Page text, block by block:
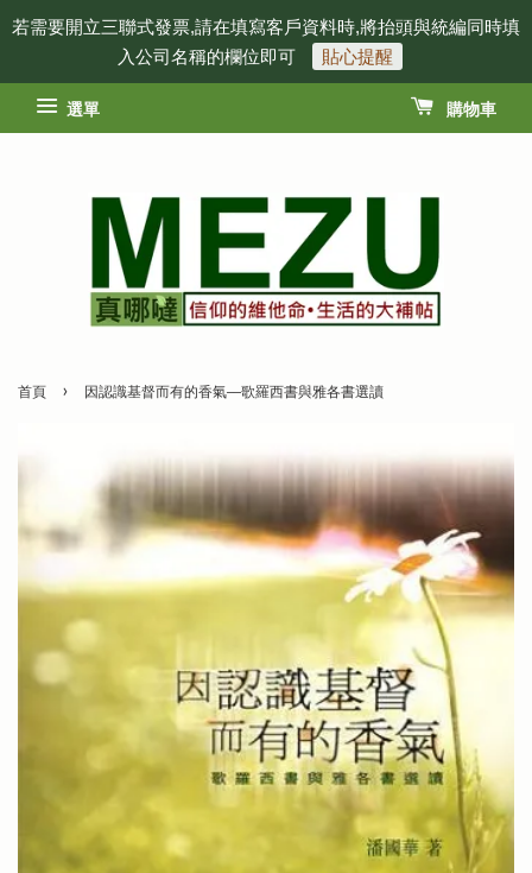
若需要開立三聯式發票,請在填寫客戶資料時,將抬頭與統編同時填
入公司名稱的欄位即可
貼心提醒
選單 購物車
首頁 › 因認識基督而有的香氣──歌羅西書與雅各書選讀